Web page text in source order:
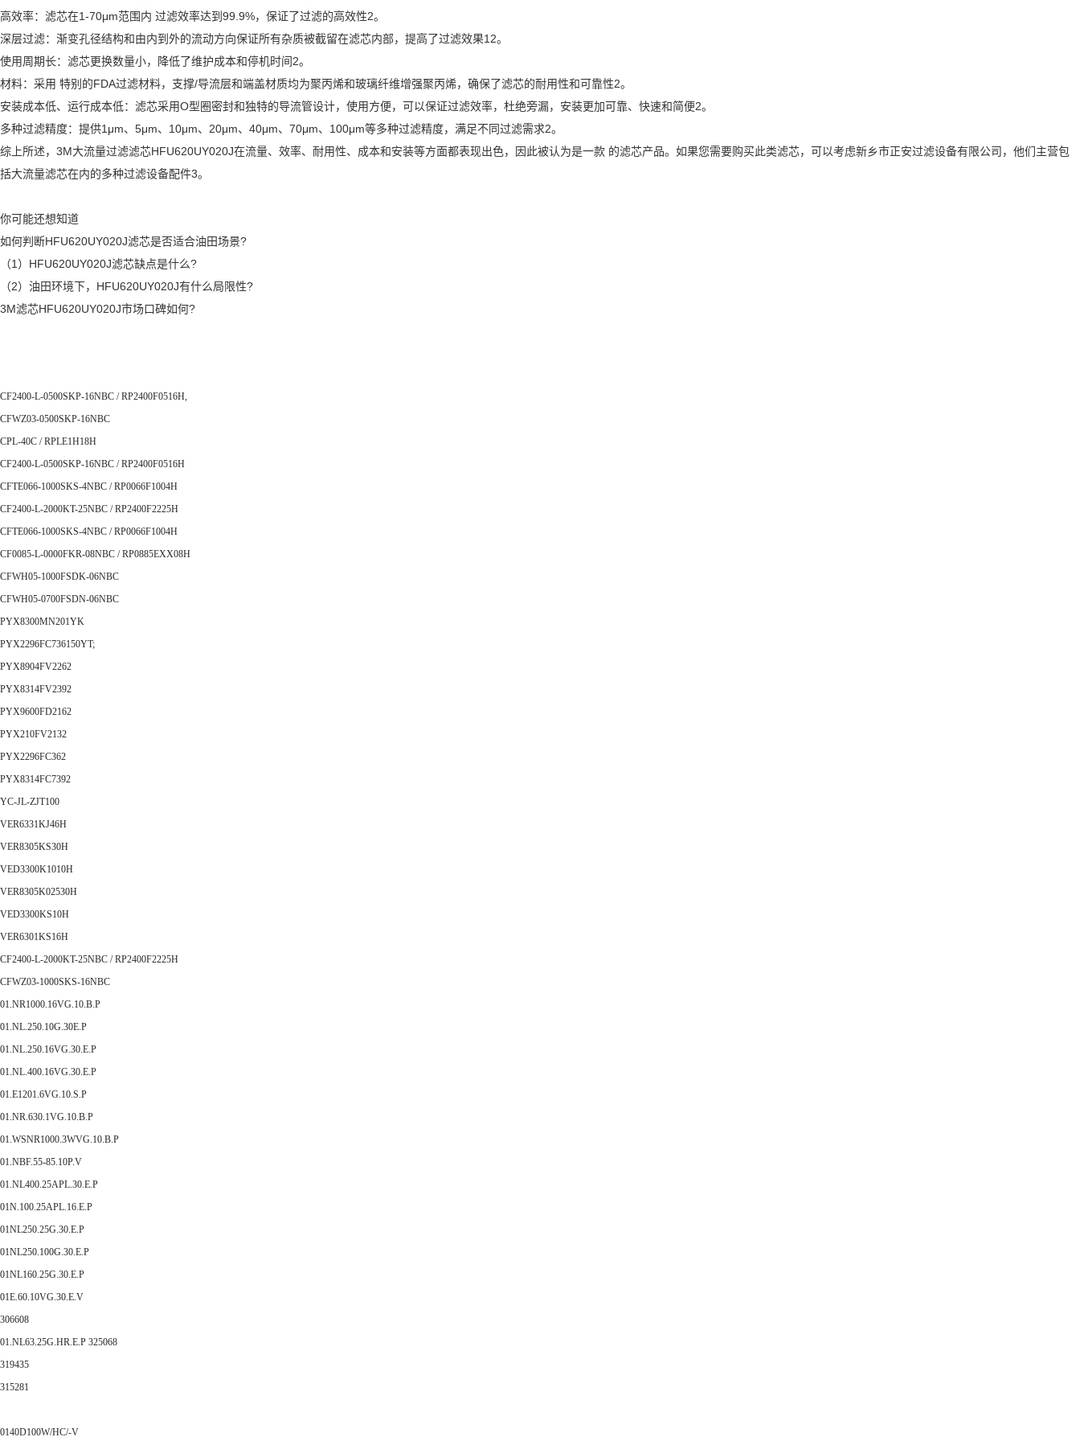
高效率：滤芯在1-70μm范围内 过滤效率达到99.9%，保证了过滤的高效性2。
深层过滤：渐变孔径结构和由内到外的流动方向保证所有杂质被截留在滤芯内部，提高了过滤效果12。
使用周期长：滤芯更换数量小，降低了维护成本和停机时间2。
材料：采用 特别的FDA过滤材料，支撑/导流层和端盖材质均为聚丙烯和玻璃纤维增强聚丙烯，确保了滤芯的耐用性和可靠性2。
安装成本低、运行成本低：滤芯采用O型圈密封和独特的导流管设计，使用方便，可以保证过滤效率，杜绝旁漏，安装更加可靠、快速和简便2。
多种过滤精度：提供1μm、5μm、10μm、20μm、40μm、70μm、100μm等多种过滤精度，满足不同过滤需求2。
综上所述，3M大流量过滤滤芯HFU620UY020J在流量、效率、耐用性、成本和安装等方面都表现出色，因此被认为是一款 的滤芯产品。如果您需要购买此类滤芯，可以考虑新乡市正安过滤设备有限公司，他们主营包
括大流量滤芯在内的多种过滤设备配件3。
你可能还想知道
如何判断HFU620UY020J滤芯是否适合油田场景?
（1）HFU620UY020J滤芯缺点是什么?
（2）油田环境下，HFU620UY020J有什么局限性?
3M滤芯HFU620UY020J市场口碑如何?
CF2400-L-0500SKP-16NBC / RP2400F0516H,
CFWZ03-0500SKP-16NBC
CPL-40C / RPLE1H18H
CF2400-L-0500SKP-16NBC / RP2400F0516H
CFTE066-1000SKS-4NBC / RP0066F1004H
CF2400-L-2000KT-25NBC / RP2400F2225H
CFTE066-1000SKS-4NBC / RP0066F1004H
CF0085-L-0000FKR-08NBC / RP0885EXX08H
CFWH05-1000FSDK-06NBC
CFWH05-0700FSDN-06NBC
PYX8300MN201YK
PYX2296FC736150YT;
PYX8904FV2262
PYX8314FV2392
PYX9600FD2162
PYX210FV2132
PYX2296FC362
PYX8314FC7392
YC-JL-ZJT100
VER6331KJ46H
VER8305KS30H
VED3300K1010H
VER8305K02530H
VED3300KS10H
VER6301KS16H
CF2400-L-2000KT-25NBC / RP2400F2225H
CFWZ03-1000SKS-16NBC
01.NR1000.16VG.10.B.P
01.NL.250.10G.30E.P
01.NL.250.16VG.30.E.P
01.NL.400.16VG.30.E.P
01.E1201.6VG.10.S.P
01.NR.630.1VG.10.B.P
01.WSNR1000.3WVG.10.B.P
01.NBF.55-85.10P.V
01.NL400.25APL.30.E.P
01N.100.25APL.16.E.P
01NL250.25G.30.E.P
01NL250.100G.30.E.P
01NL160.25G.30.E.P
01E.60.10VG.30.E.V
306608
01.NL63.25G.HR.E.P 325068
319435
315281
0140D100W/HC/-V